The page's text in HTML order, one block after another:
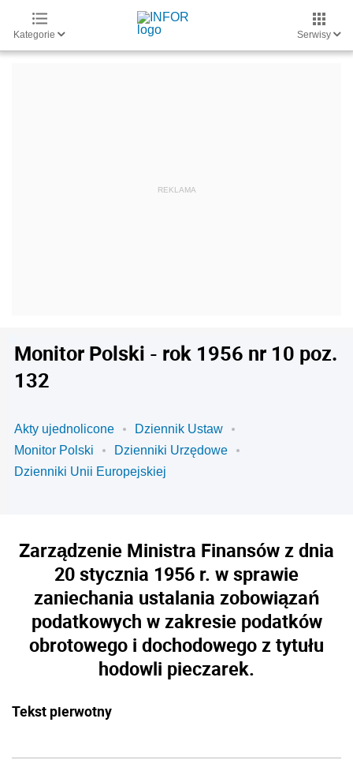
Kategorie Serwisy
Monitor Polski - rok 1956 nr 10 poz.
132
Akty ujednolicone
Dziennik Ustaw
Monitor Polski
Dzienniki Urzędowe
Dzienniki Unii Europejskiej
Zarządzenie Ministra Finansów z dnia
20 stycznia 1956 r. w sprawie
zaniechania ustalania zobowiązań
podatkowych w zakresie podatków
obrotowego i dochodowego z tytułu
hodowli pieczarek.
Tekst pierwotny